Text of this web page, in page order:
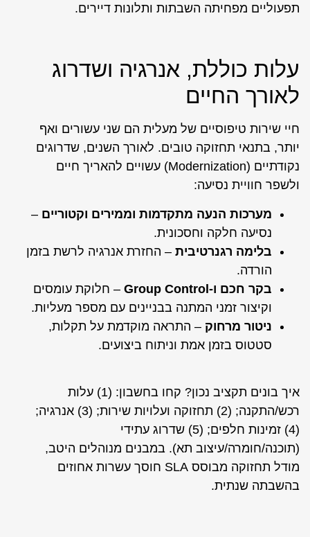
תפעוליים מפחיתה השבתות ותלונות דיירים.
עלות כוללת, אנרגיה ושדרוג
לאורך החיים
חיי שירות טיפוסיים של מעלית הם שני עשורים ואף
יותר, בתנאי תחזוקה טובים. לאורך השנים, שדרוגים
נקודתיים (Modernization) עשויים להאריך חיים
ולשפר חוויית נסיעה:
מערכות הנעה מתקדמות וממירים וקטוריים –
נסיעה חלקה וחסכונית.
בלימה רגנרטיבית – החזרת אנרגיה לרשת בזמן
הורדה.
בקר חכם ו-Group Control
– חלוקת עומסים
וקיצור זמני המתנה בבניינים עם מספר מעליות.
ניטור מרחוק – התראה מוקדמת על תקלות,
סטטוס בזמן אמת וניתוח ביצועים.
איך בונים תקציב נכון? קחו בחשבון: (1) עלות
רכש/התקנה; (2) תחזוקה ועלויות שירות; (3) אנרגיה;
(4) זמינות חלפים; (5) שדרוג עתידי
(תוכנה/חומרה/עיצוב תא). במבנים מנוהלים היטב,
מודל תחזוקה מבוסס SLA חוסך עשרות אחוזים
בהשבתה שנתית.